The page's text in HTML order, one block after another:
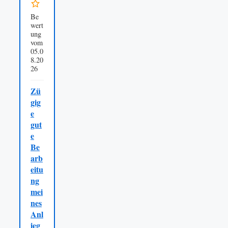
Be
wert
ung
vom
05.0
8.20
26
Zü
gig
e
gut
e
Be
arb
eitu
ng
mei
nes
Anl
ieg